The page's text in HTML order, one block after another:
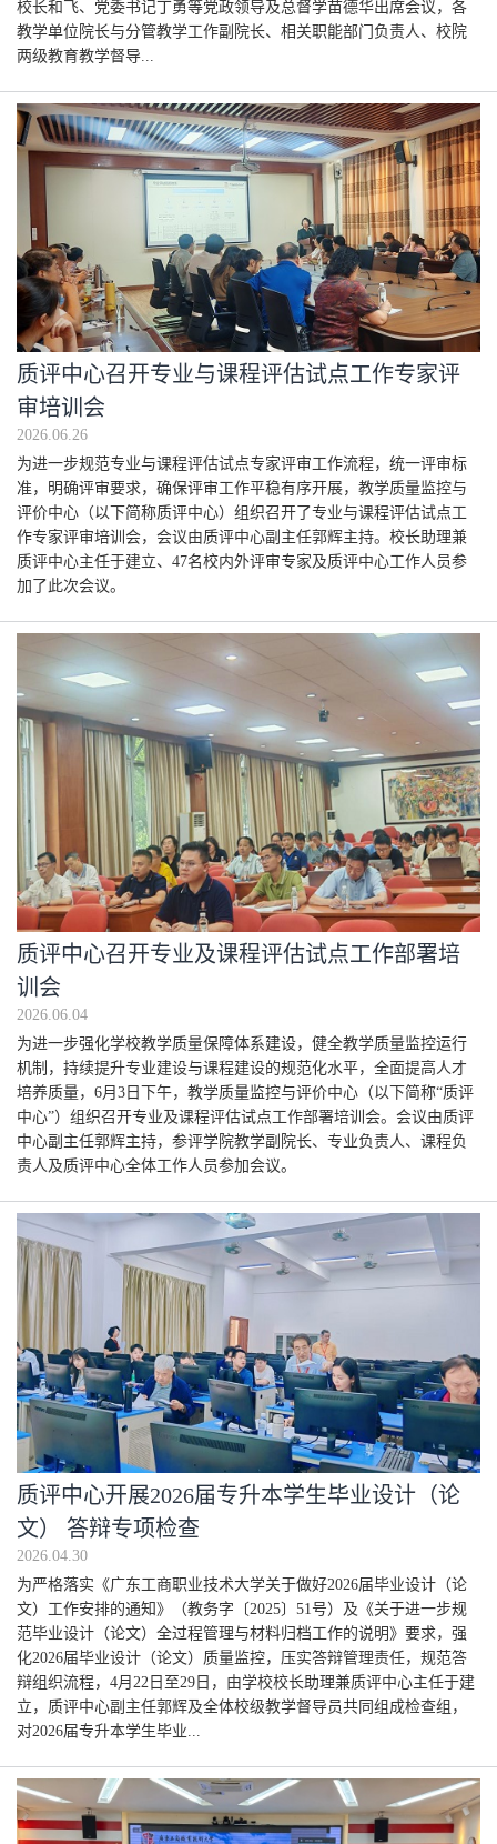
校长和飞、党委书记丁勇等党政领导及总督学苗德华出席会议，各
教学单位院长与分管教学工作副院长、相关职能部门负责人、校院
两级教育教学督导...
质评中心召开专业与课程评估试点工作专家评
审培训会
2026.06.26
为进一步规范专业与课程评估试点专家评审工作流程，统一评审标
准，明确评审要求，确保评审工作平稳有序开展，教学质量监控与
评价中心（以下简称质评中心）组织召开了专业与课程评估试点工
作专家评审培训会，会议由质评中心副主任郭辉主持。校长助理兼
质评中心主任于建立、47名校内外评审专家及质评中心工作人员参
加了此次会议。
质评中心召开专业及课程评估试点工作部署培
训会
2026.06.04
为进一步强化学校教学质量保障体系建设，健全教学质量监控运行
机制，持续提升专业建设与课程建设的规范化水平，全面提高人才
培养质量，6月3日下午，教学质量监控与评价中心（以下简称“质评
中心”）组织召开专业及课程评估试点工作部署培训会。会议由质评
中心副主任郭辉主持，参评学院教学副院长、专业负责人、课程负
责人及质评中心全体工作人员参加会议。
质评中心开展2026届专升本学生毕业设计（论
文） 答辩专项检查
2026.04.30
为严格落实《广东工商职业技术大学关于做好2026届毕业设计（论
文）工作安排的通知》（教务字〔2025〕51号）及《关于进一步规
范毕业设计（论文）全过程管理与材料归档工作的说明》要求，强
化2026届毕业设计（论文）质量监控，压实答辩管理责任，规范答
辩组织流程，4月22日至29日，由学校校长助理兼质评中心主任于建
立，质评中心副主任郭辉及全体校级教学督导员共同组成检查组，
对2026届专升本学生毕业...